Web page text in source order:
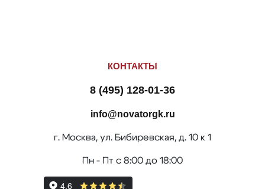
КОНТАКТЫ
8 (495) 128-01-36
info@novatorgk.ru
г. Москва, ул. Бибиревская, д. 10 к 1
Пн - Пт с 8:00 до 18:00